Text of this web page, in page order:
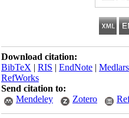
Download citation:
BibTeX|RIS|EndNote|
RefWorks
Send citation to:
Mendeley
Zotero